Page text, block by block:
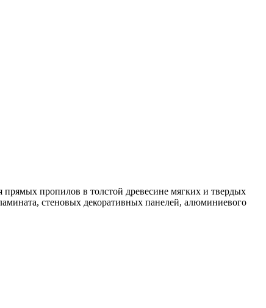
пропилов в толстой древесине мягких и твердых
стеновых декоративных панелей, алюминиевого